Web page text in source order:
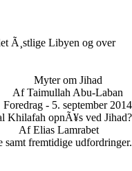
Ã¸stlige Libyen og over
Myter om Jihad
Af Taimullah Abu-Laban
Foredrag - 5. september 2014
Khilafah opnÃ¥s ved Jihad?
Af Elias Lamrabet
samt fremtidige udfordringer.